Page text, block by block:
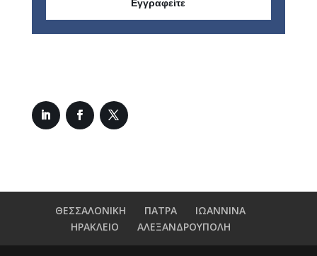
ΘΕΣΣΑΛΟΝΙΚΗ ΠΑΤΡΑ
ΙΩΑΝΝΙΝΑ
ΗΡΑΚΛΕΙΟ
ΑΛΕΞΑΝΔΡΟΥΠΟΛΗ